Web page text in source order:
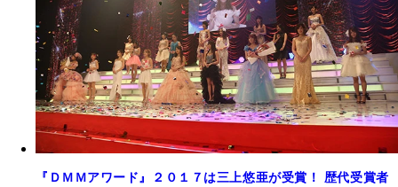
『ＤＭＭアワード』２０１７は三上悠亜が受賞！ 歴代受賞者